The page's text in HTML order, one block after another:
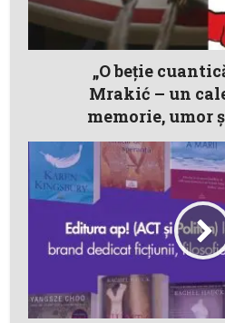
„O beție
Mrakić – un
memorie, umor